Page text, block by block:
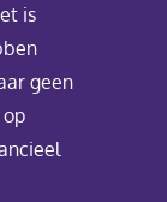
is
geen